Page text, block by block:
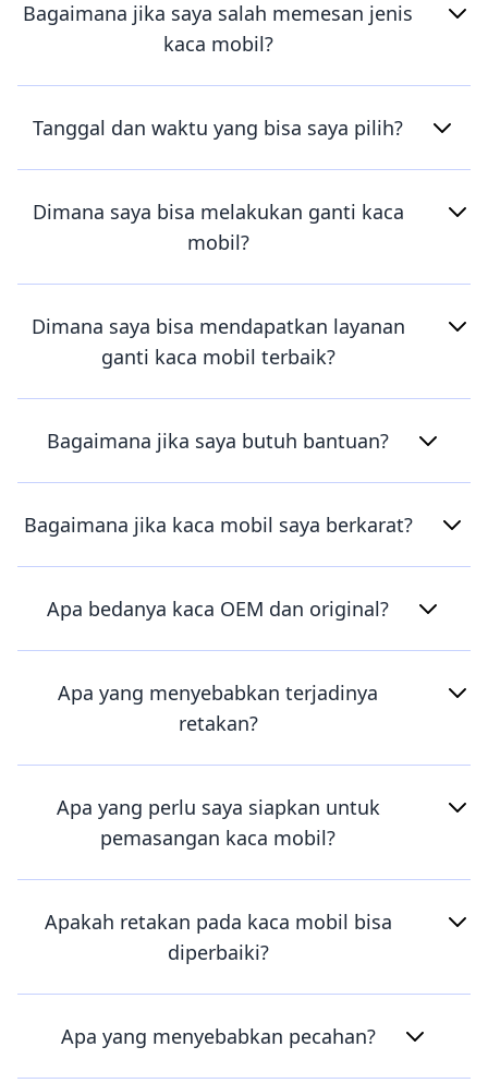
Bagaimana jika saya salah memesan jenis
kaca mobil?
Tanggal dan waktu yang bisa saya pilih?
Dimana saya bisa melakukan ganti kaca
mobil?
Dimana saya bisa mendapatkan layanan
ganti kaca mobil terbaik?
Bagaimana jika saya butuh bantuan?
Bagaimana jika kaca mobil saya berkarat?
Apa bedanya kaca OEM dan original?
Apa yang menyebabkan terjadinya
retakan?
Apa yang perlu saya siapkan untuk
pemasangan kaca mobil?
Apakah retakan pada kaca mobil bisa
diperbaiki?
Apa yang menyebabkan pecahan?